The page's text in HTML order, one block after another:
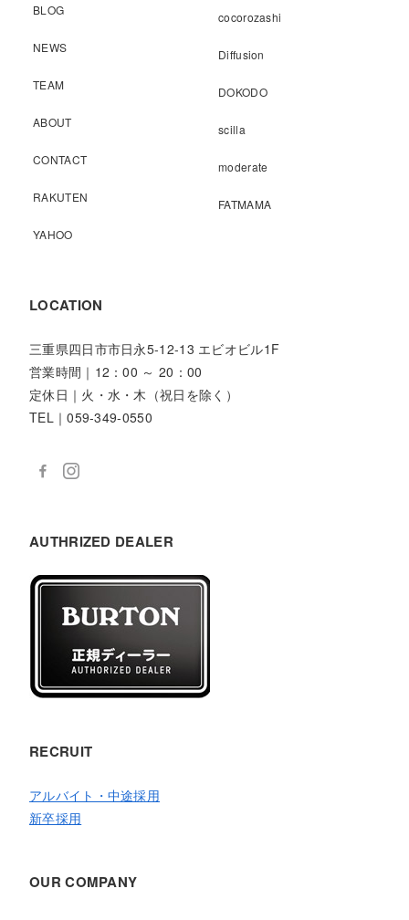
BLOG
NEWS
TEAM
ABOUT
CONTACT
RAKUTEN
YAHOO
cocorozashi
Diffusion
DOKODO
scilla
moderate
FATMAMA
LOCATION
三重県四日市市日永5-12-13 エビオビル1F
営業時間｜12：00 ～ 20：00
定休日｜火・水・木（祝日を除く）
TEL｜059-349-0550
AUTHRIZED DEALER
RECRUIT
アルバイト・中途採用
新卒採用
OUR COMPANY